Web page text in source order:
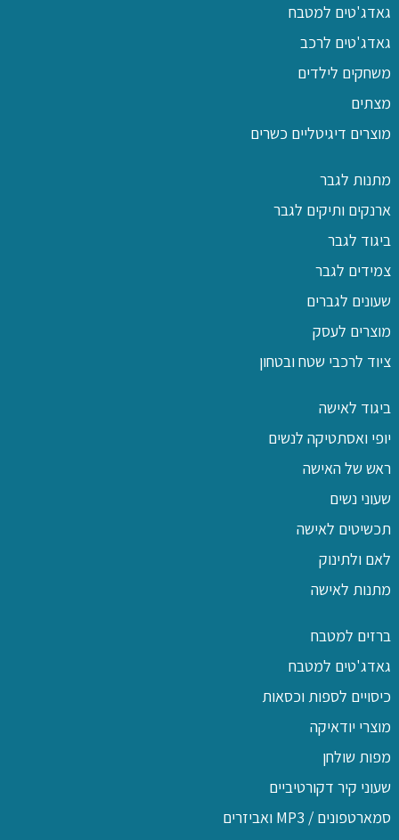
גאדג'טים למטבח
גאדג'טים לרכב
משחקים לילדים
מצתים
מוצרים דיגיטליים כשרים
מתנות לגבר
ארנקים ותיקים לגבר
ביגוד לגבר
צמידים לגבר
שעונים לגברים
מוצרים לעסק
ציוד לרכבי שטח ובטחון
ביגוד לאישה
יופי ואסתטיקה לנשים
ראש של האישה
שעוני נשים
תכשיטים לאישה
לאם ולתינוק
מתנות לאישה
ברזים למטבח
גאדג'טים למטבח
כיסויים לספות וכסאות
מוצרי יודאיקה
מפות שולחן
שעוני קיר דקורטיביים
סמארטפונים / MP3 ואביזרים